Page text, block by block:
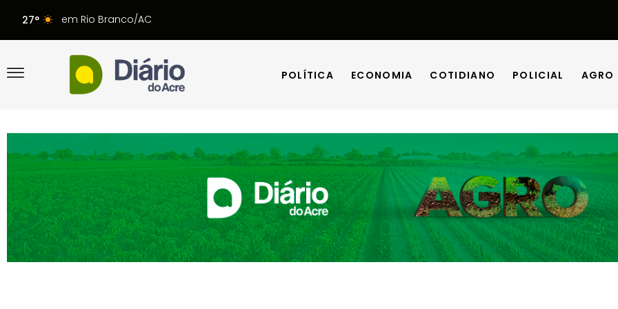
27° em Rio Branco/AC
POLÍTICA ECONOMIA COTIDIANO POLICIAL AGRO
POLÍTICA ECONOMIA COTIDIANO POLICIAL AGRO